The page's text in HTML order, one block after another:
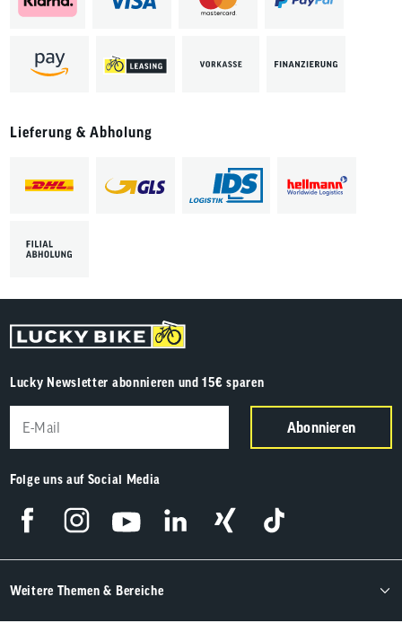
Lieferung & Abholung
Lucky Newsletter abonnieren und 15€ sparen
Abonnieren
Folge uns auf Social Media
Weitere Themen & Bereiche